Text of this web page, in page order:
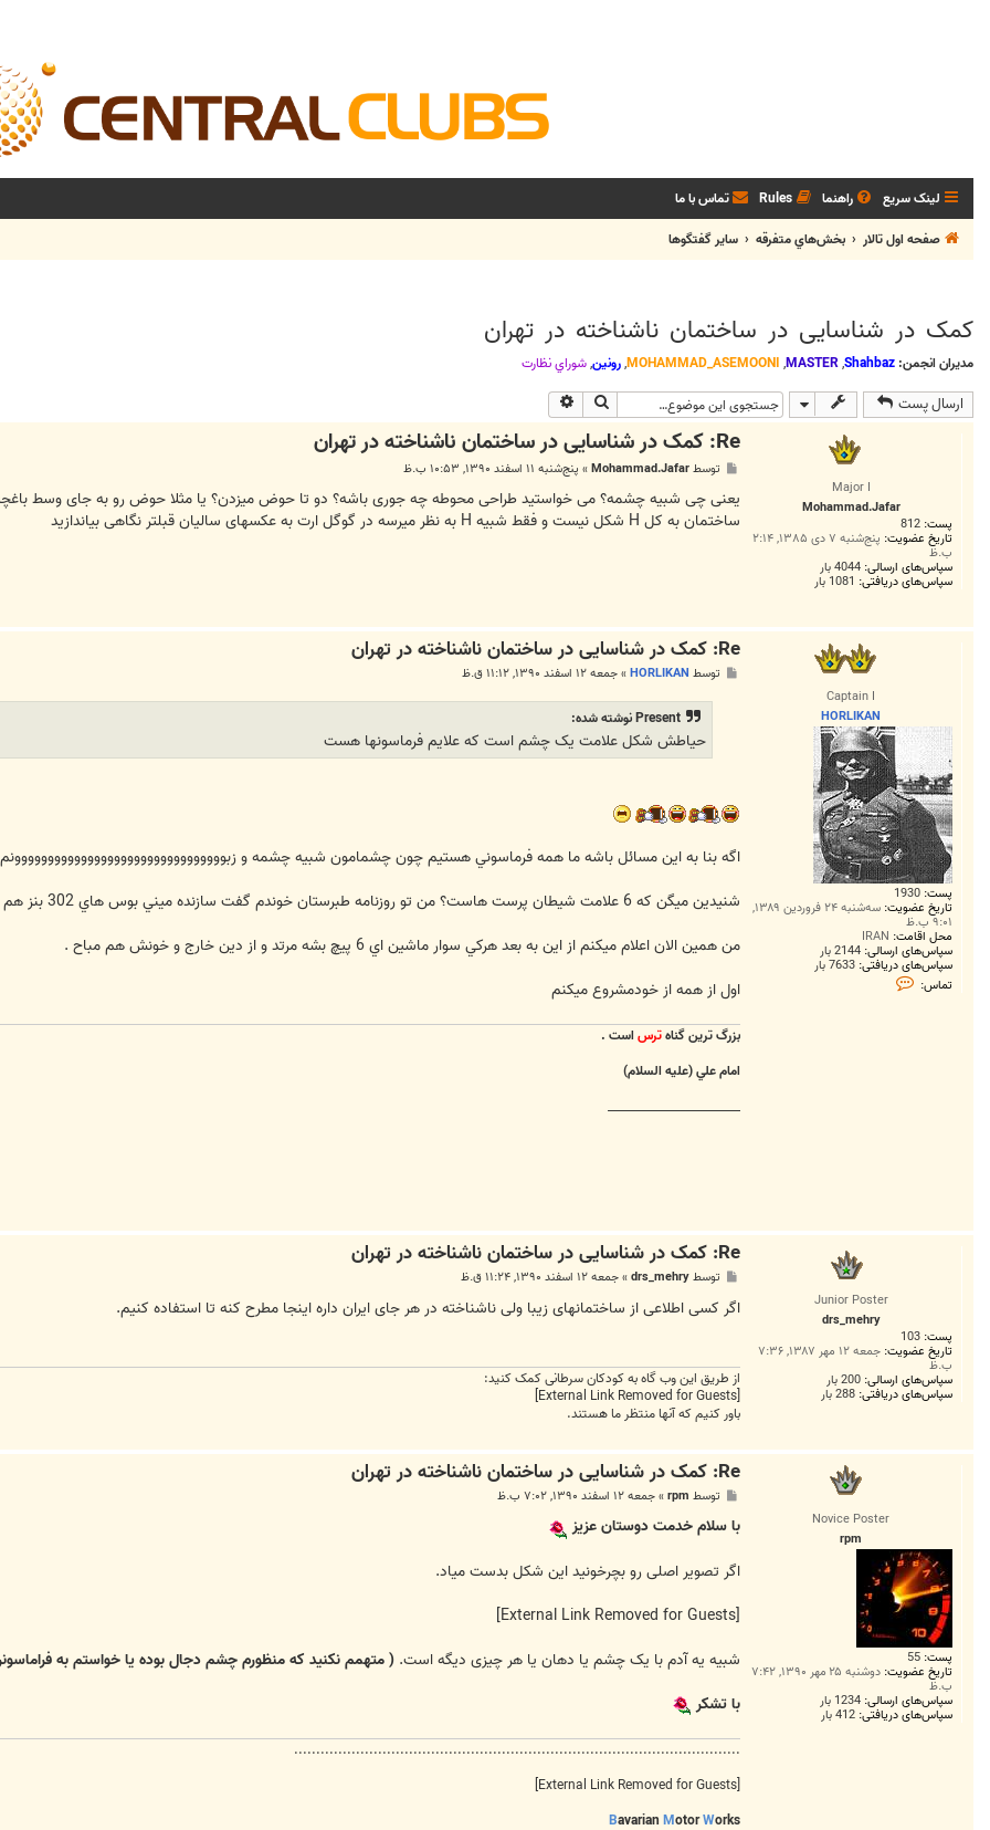
لینک سریع راهنما Rules تماس با ما
صفحه اول تالار
بخش‌‌هاي متفرقه ساير گفتگوها
کمک در شناسایی در ساختمان ناشناخته در تهران
مدیران انجمن: Shahbaz
,
MASTER
,
MOHAMMAD_ASEMOONI
,رونین,شوراي نظارت
ارسال پست جستجو
Major I
Mohammad.Jafar
پست: 812
تاریخ عضویت: پنج‌شنبه ۷ دی ۱۳۸۵, ۲:۱۴
ب.ظ
سپاس‌های ارسالی: 4044 بار
سپاس‌های دریافتی: 1081 بار
Re: کمک در شناسایی در ساختمان ناشناخته در تهران
ت
توسطMohammad.Jafar
» پنج‌شنبه ۱۱ اسفند ۱۳۹۰, ۱۰:۵۳ ب.ظ
یعنی چی شبیه چشمه؟ می خواستید طراحی محوطه چه جوری باشه؟ دو تا حوض میزدن؟ یا مثلا حوض رو به جای وسط
ساختمان به کل H شکل نیست و فقط شبیه H به نظر میرسه در گوگل ارت به عکسهای سالیان قبلتر نگاهی بیاندازید
Captain I
HORLIKAN
پست: 1930
تاریخ عضویت: سه‌شنبه ۲۴ فروردین ۱۳۸۹,
۹:۰۱ ب.ظ
محل اقامت:
سپاس‌های ارسالی: 2144 بار
سپاس‌های دریافتی: 7633 بار
تماس:
ت
Re: کمک در شناسایی در ساختمان ناشناخته در تهران
توسط HORLIKAN
»جمعه ۱۲ اسفند ۱۳۹۰, ۱۱:۱۲ ق.ظ
Present نوشته شده:
حیاطش شکل علامت یک چشم است که علایم فرماسونها هست
اگه بنا به اين مسائل باشه ما همه فرماسوني هستيم چون چشمامون شبيه چشمه و
شنيدين ميگن كه 6 علامت شيطان پرست هاست؟ من تو روزنامه طبرستان خوندم گفت سازنده ميني بوس هاي 302 بنز هم شيطان پرست بود چون چرخ هاي ماشينش هم 6 پيچ داشت
من همين الان اعلام ميكنم از اين به بعد هركي سوار ماشين اي 6 پيچ بشه مرتد و از دين خارج و خونش هم مباح .
اول از همه از خودمشروع ميكنم
بزرگ ترين گناهترس است .
امام علي (عليه السلام)
________________________
Junior Poster
drs_mehry
پست: 103
تاریخ عضویت: جمعه ۱۲ مهر ۱۳۸۷, ۷:۳۶
ب.ظ
سپاس‌های ارسالی: 200 بار
سپاس‌های دریافتی: 288 بار
Re: کمک در شناسایی در ساختمان ناشناخته در تهران
ت
توسطdrs_mehry
»جمعه ۱۲ اسفند ۱۳۹۰, ۱۱:۲۴ ق.ظ
اگر کسی اطلاعی از ساختمانهای زیبا ولی ناشناخته در هر جای ایران داره اینجا مطرح کنه تا استفاده کنیم.
از طریق این وب گاه به کودکان سرطانی کمک کنید:
[External Link Removed for Guests]
باور کنیم که آنها منتظر ما هستند.
Novice Poster
rpm
پست: 55
تاریخ عضویت: دوشنبه ۲۵ مهر ۱۳۹۰, ۷:۴۲
ب.ظ
سپاس‌های ارسالی: 1234 بار
سپاس‌های دریافتی: 412 بار
Re: کمک در شناسایی در ساختمان ناشناخته در تهران
ت
توسط rpm
»جمعه ۱۲ اسفند ۱۳۹۰, ۷:۰۲ ب.ظ
با سلام خدمت دوستان عزیز
اگر تصویر اصلی رو بچرخونید این شکل بدست میاد.
[External Link Removed for Guests]
شبیه یه آدم با یک چشم یا دهان یا هر چیزی دیگه است. ( متهمم نکنید که منظورم چشم دجال بوده یا خواستم به
با تشکر
.....................................................................................................
[External Link Removed for Guests]
Bavarian MotorWorks